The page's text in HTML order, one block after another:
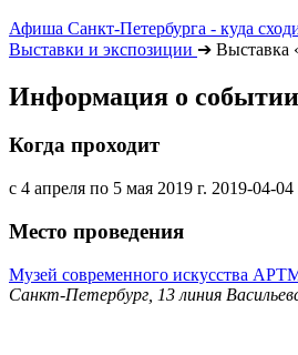
Афиша Санкт-Петербурга - куда
Выставки и экспозиции ➔ Выставка
Информация о событии
Когда проходит
с 4 апреля по 5 мая 2019 г. 2019-04-04
Место проведения
Музей современного искусства
Санкт-Петербург, 13 линия